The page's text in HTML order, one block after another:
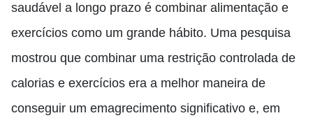
saudável a longo prazo é combinar alimentação e
exercícios como um grande hábito. Uma pesquisa
mostrou que combinar uma restrição controlada de
calorias e exercícios era a melhor maneira de
conseguir um emagrecimento significativo e, em